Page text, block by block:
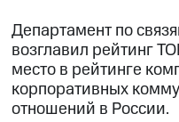
Департамент по
возглавил рейтинг
место в рейтинге
корпоративных
отношений в России.